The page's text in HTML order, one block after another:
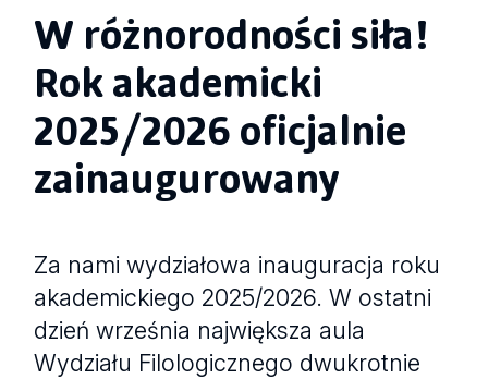
W różnorodności siła!
Rok akademicki
2025/2026 oficjalnie
zainaugurowany
Za nami wydziałowa inauguracja roku
akademickiego 2025/2026. W ostatni
dzień września największa aula
Wydziału Filologicznego dwukrotnie